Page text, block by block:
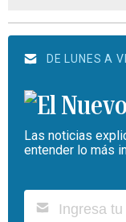
DE LUNES A
Las noticias
entender lo más